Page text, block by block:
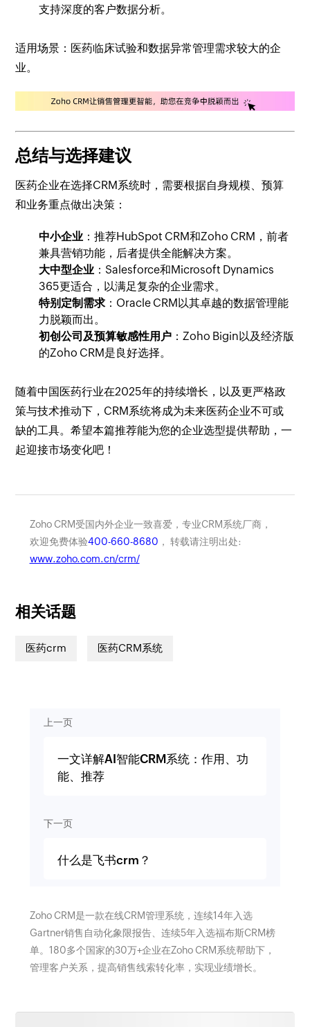
支持深度的客户数据分析。
适用场景：医药临床试验和数据异常管理需求较大的企
业。
总结与选择建议
医药企业在选择CRM系统时，需要根据自身规模、预算
和业务重点做出决策：
中小企业 ：推荐HubSpot CRM和Zoho CRM，前者
兼具营销功能，后者提供全能解决方案。
大中型企业 ：Salesforce和Microsoft Dynamics
365更适合，以满足复杂的企业需求。
特别定制需求 ：Oracle CRM以其卓越的数据管理能
力脱颖而出。
初创公司及预算敏感性用户 ：Zoho Bigin以及经济版
的Zoho CRM是良好选择。
随着中国医药行业在2025年的持续增长，以及更严格政
策与技术推动下，CRM系统将成为未来医药企业不可或
缺的工具。希望本篇推荐能为您的企业选型提供帮助，一
起迎接市场变化吧！
Zoho CRM受国内外企业一致喜爱，专业CRM系统厂商，
欢迎免费体验400-660-8680 ， 转载请注明出处:
www.zoho.com.cn/crm/
相关话题
医药crm 医药CRM系统
上一页
一文详解AI智能CRM系统：作用、功
能、推荐
下一页
什么是飞书crm？
Zoho CRM是一款在线CRM管理系统，连续14年入选
Gartner销售自动化象限报告、连续5年入选福布斯CRM榜
单。180多个国家的30万+企业在Zoho CRM系统帮助下，
管理客户关系，提高销售线索转化率，实现业绩增长。